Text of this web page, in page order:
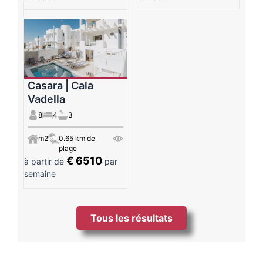
Casara | Cala
Vadella
8 4 3
m2
0.65 km de
plage
à partir de € 6510 par
semaine
Tous les résultats